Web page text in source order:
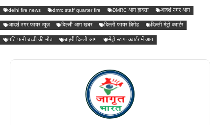
delhi fire news dmrc staff quarter fire DMRC आग हादसा आदर्श नगर आग
आदर्श नगर फायर न्यूज़ दिल्ली आग खबर दिल्ली फायर ब्रिगेड दिल्ली मेट्रो क्वार्टर
पति पत्नी बच्ची की मौत बाहरी दिल्ली आग मेट्रो स्टाफ क्वार्टर में आग